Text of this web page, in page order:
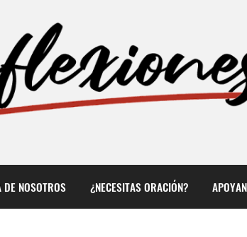
DE NOSOTROS ¿NECESITAS ORACIÓN?